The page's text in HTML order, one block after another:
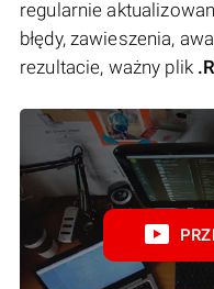
regularnie
błędy, zawieszenia,
rezultacie, ważny plik